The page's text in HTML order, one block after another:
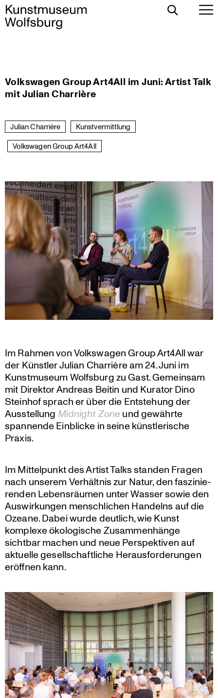
Skip
to
Toggle
Volkswagen Group Art4All im Juni: Artist Talk
mit Julian Charrière
Julian Charrière
Kunstvermittlung
Volkswagen Group Art4All
Im Rahmen von Volks­wagen Group Art4All war
der Künstler Julian Charrière am 24. Juni im
Kunst­mu­seum Wolfsburg zu Gast. Gemeinsam
mit Direktor Andreas Beitin und Kurator Dino
Steinhof sprach er über die Entste­hung der
Ausstel­lung Midnight Zone und gewährte
spannende Einblicke in seine künst­le­ri­sche
Praxis.
Im Mittel­punkt des Artist Talks standen Fragen
nach unserem Verhältnis zur Natur, den faszi­nie­
renden Lebens­räumen unter Wasser sowie den
Auswir­kungen mensch­li­chen Handelns auf die
Ozeane. Dabei wurde deutlich, wie Kunst
komplexe ökolo­gi­sche Zusam­men­hänge
sichtbar machen und neue Perspek­tiven auf
aktuelle gesell­schaft­liche Heraus­for­de­rungen
eröffnen kann.